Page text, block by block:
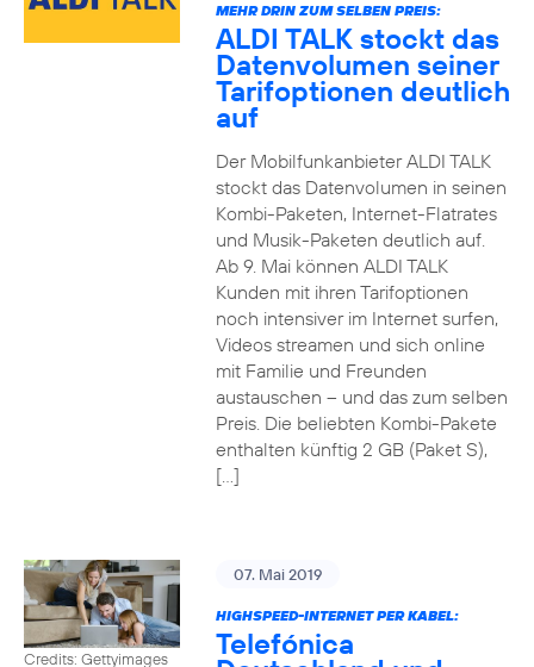
MEHR DRIN ZUM SELBEN PREIS:
ALDI TALK stockt das
Datenvolumen seiner
Tarifoptionen deutlich
auf
Der Mobilfunkanbieter ALDI TALK
stockt das Datenvolumen in seinen
Kombi-Paketen, Internet-Flatrates
und Musik-Paketen deutlich auf.
Ab 9. Mai können ALDI TALK
Kunden mit ihren Tarifoptionen
noch intensiver im Internet surfen,
Videos streamen und sich online
mit Familie und Freunden
austauschen – und das zum selben
Preis. Die beliebten Kombi-Pakete
enthalten künftig 2 GB (Paket S),
[…]
Credits: Gettyimages
07. Mai 2019
HIGHSPEED-INTERNET PER KABEL:
Telefónica